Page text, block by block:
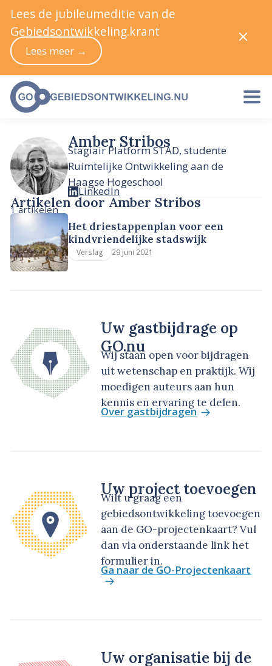
Amber Stribos
Stagiair Platform STAD, studente
Ruimtelijke Ontwikkeling aan de
Haagse Hogeschool
LinkedIn
Artikelen door Amber Stribos
1 artikelen
Het driestappenplan voor een
kindvriendelijke stadswijk
Verslag 29 juni 2021
Uw gastbijdrage op
GO.nu
Wij staan open voor bijdragen
uit wetenschap en praktijk. Wij
moedigen auteurs aan hun
kennis en ervaring te delen.
Over gastbijdragen
Uw project toevoegen
Wilt u graag een
gebiedsontwikkeling toevoegen
aan de GO-projectenkaart? Vul
dan via onderstaande link het
formulier in.
Ga naar de GO-Projectenkaart
Uw organisatie bij de
Lees de jubileumeditie van de
Gebiedsontwikkeling.krant
Lees meer →